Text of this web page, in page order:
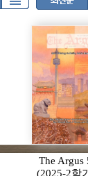
The Argus
(2025-2학